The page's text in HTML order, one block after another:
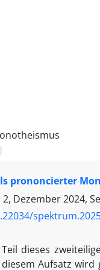
prononcierter
Dezember 2024,
dieses
Aufsatz